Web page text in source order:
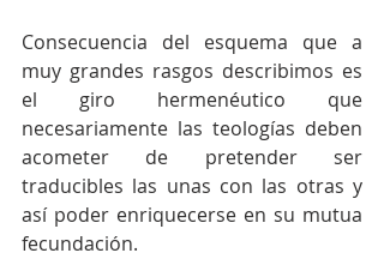
Consecuencia del esquema que a
muy grandes rasgos describimos es
el giro hermenéutico que
necesariamente las teologías deben
acometer de pretender ser
traducibles las unas con las otras y
así poder enriquecerse en su mutua
fecundación.